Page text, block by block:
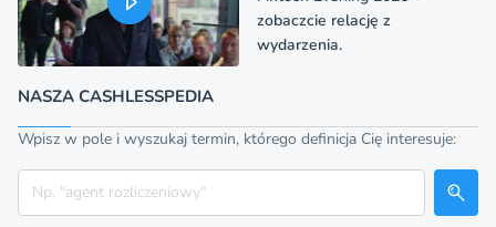
zobaczcie relację z
wydarzenia.
NASZA CASHLESSPEDIA
Wpisz w pole i wyszukaj termin, którego definicja Cię interesuje:
Szukaj